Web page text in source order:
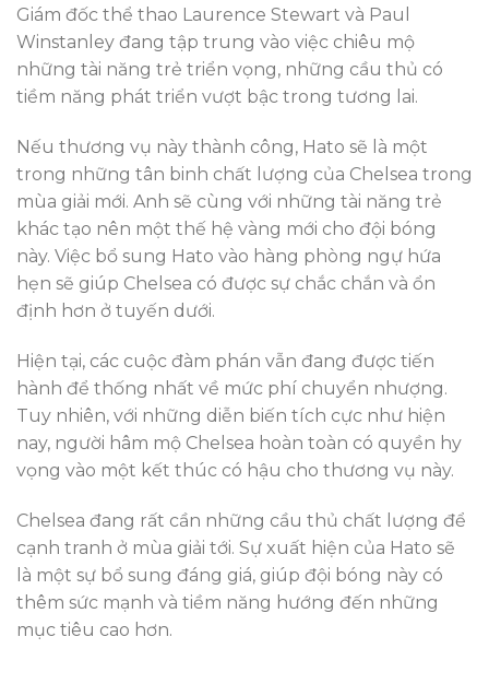
Giám đốc thể thao Laurence Stewart và Paul
Winstanley đang tập trung vào việc chiêu mộ
những tài năng trẻ triển vọng, những cầu thủ có
tiềm năng phát triển vượt bậc trong tương lai.
Nếu thương vụ này thành công, Hato sẽ là một
trong những tân binh chất lượng của Chelsea trong
mùa giải mới. Anh sẽ cùng với những tài năng trẻ
khác tạo nên một thế hệ vàng mới cho đội bóng
này. Việc bổ sung Hato vào hàng phòng ngự hứa
hẹn sẽ giúp Chelsea có được sự chắc chắn và ổn
định hơn ở tuyến dưới.
Hiện tại, các cuộc đàm phán vẫn đang được tiến
hành để thống nhất về mức phí chuyển nhượng.
Tuy nhiên, với những diễn biến tích cực như hiện
nay, người hâm mộ Chelsea hoàn toàn có quyền hy
vọng vào một kết thúc có hậu cho thương vụ này.
Chelsea đang rất cần những cầu thủ chất lượng để
cạnh tranh ở mùa giải tới. Sự xuất hiện của Hato sẽ
là một sự bổ sung đáng giá, giúp đội bóng này có
thêm sức mạnh và tiềm năng hướng đến những
mục tiêu cao hơn.